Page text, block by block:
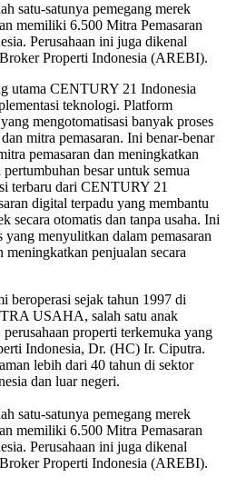
satu-satunya pemegang merek
memiliki 6.500 Mitra Pemasaran
Perusahaan ini juga dikenal
Properti Indonesia (AREBI).
utama CENTURY 21 Indonesia
teknologi. Platform
mengotomatisasi banyak proses
mitra pemasaran. Ini benar-benar
pemasaran dan meningkatkan
besar untuk semua
terbaru dari CENTURY 21
digital terpadu yang membantu
secara otomatis dan tanpa usaha. Ini
yang menyulitkan dalam pemasaran
penjualan secara
beroperasi sejak tahun 1997 di
USAHA, salah satu anak
properti terkemuka yang
Indonesia, Dr. (HC) Ir. Ciputra.
lebih dari 40 tahun di sektor
dan luar negeri.
satu-satunya pemegang merek
memiliki 6.500 Mitra Pemasaran
Perusahaan ini juga dikenal
Properti Indonesia (AREBI).